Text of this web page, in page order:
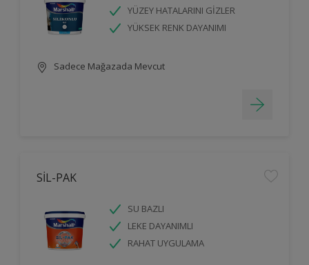
YÜZEY HATALARINI GİZLER
YÜKSEK RENK DAYANIMI
Sadece Mağazada Mevcut
SİL-PAK
SU BAZLI
LEKE DAYANIMLI
RAHAT UYGULAMA